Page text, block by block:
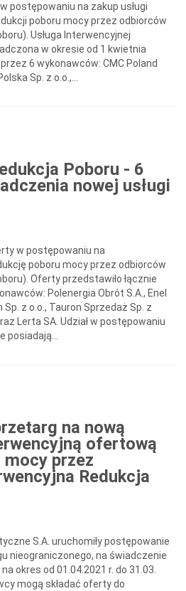
postępowaniu na zakup usługi
poboru mocy przez odbiorców
Usługa Interwencyjnej
w okresie od 1 kwietnia
6 wykonawców: CMC Poland
Sp. z o.o.,...
Poboru - 6
nowej usługi
w postępowaniu na
poboru mocy przez odbiorców
Oferty przedstawiło łącznie
Polenergia Obrót S.A., Enel
Sp. z o.o., Tauron Sprzedaż Sp. z
Lerta SA. Udział w postępowaniu
posiadają...
na nową
ofertową
przez
Redukcja
S.A. uruchomiły postępowanie
nieograniczonego, na świadczenie
okres od 01.04.2021 r. do 31.03.
mogą składać oferty do